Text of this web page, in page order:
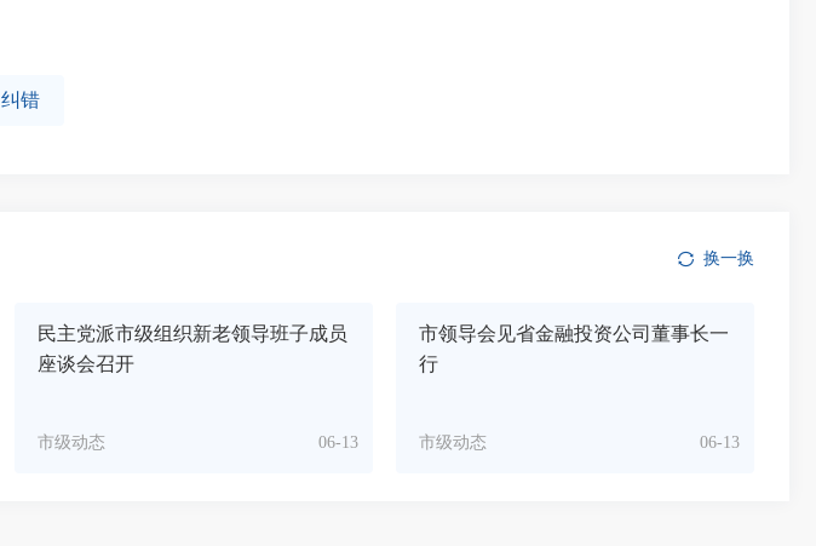
纠错
换一换
民主党派市级组织新老领导班子成员
座谈会召开
06-13
市级动态
市领导会见省金融投资公司董事长一
行
06-13
市级动态